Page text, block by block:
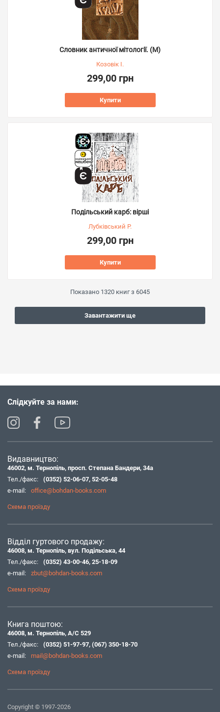
Словник античної мітології. (М)
Козовік І.
299,00 грн
Купити
Подільський карб: вірші
Лубківський Р.
299,00 грн
Купити
Показано 1320 книг з 6045
Завантажити ще
Слідкуйте за нами:
Видавництво:
46002, м. Тернопіль, просп. Степана Бандери, 34а
Тел./факс:
(0352) 52-06-07, 52-05-48
e-mail:
office@bohdan-books.com
Схема проїзду
Відділ гуртового продажу:
46008, м. Тернопіль, вул. Подільська, 44
Тел./факс:
(0352) 43-00-46, 25-18-09
e-mail:
zbut@bohdan-books.com
Схема проїзду
Книга поштою:
46008, м. Тернопіль, А/С 529
Тел./факс:
(0352) 51-97-97, (067) 350-18-70
e-mail:
mail@bohdan-books.com
Схема проїзду
Copyright © 1997-2026